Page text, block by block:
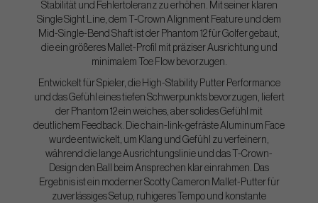
Stabilität und Fehlertoleranz zu erhöhen. Mit seiner klaren
Single Sight Line, dem T-Crown Alignment Feature und dem
Mid-Single-Bend Shaft ist der Phantom 12 für Golfer gebaut,
die ein größeres Mallet-Profil mit präziser Ausrichtung und
minimalem Toe Flow bevorzugen.
Entwickelt für Spieler, die High-Stability Putter Performance
und das Gefühl eines tiefen Schwerpunkts bevorzugen, liefert
der Phantom 12 ein weiches, aber solides Gefühl mit
deutlichem Feedback. Die chain-link-gefräste Aluminum Face
wurde entwickelt, um Klang und Gefühl zu verfeinern,
während die lange Ausrichtungslinie und das T-Crown-
Design den Ball beim Ansprechen klar einrahmen. Das
Ergebnis ist ein moderner Scotty Cameron Mallet-Putter für
zuverlässiges Setup, ruhigeres Tempo und konstante